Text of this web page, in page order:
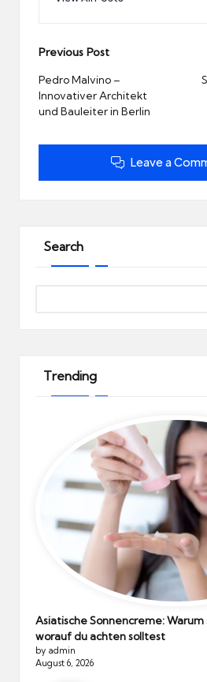
Post
navigation
Previous Post
Pedro Malvino –
Innovativer Architekt
und Bauleiter in Berlin
Leave a
Search
Trending
Asiatische Sonnencreme:
worauf du achten solltest
by admin
August 6, 2026